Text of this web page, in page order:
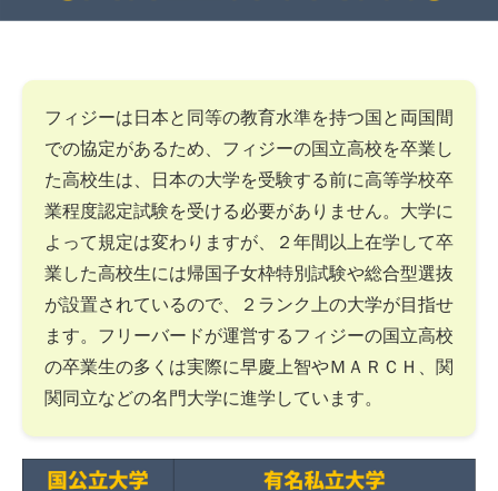
フィジーは日本と同等の教育水準を持つ国と両国間
での協定があるため、フィジーの国立高校を卒業し
た高校生は、日本の大学を受験する前に高等学校卒
業程度認定試験を受ける必要がありません。大学に
よって規定は変わりますが、２年間以上在学して卒
業した高校生には帰国子女枠特別試験や総合型選抜
が設置されているので、２ランク上の大学が目指せ
ます。フリーバードが運営するフィジーの国立高校
の卒業生の多くは実際に早慶上智やＭＡＲＣＨ、関
関同立などの名門大学に進学しています。